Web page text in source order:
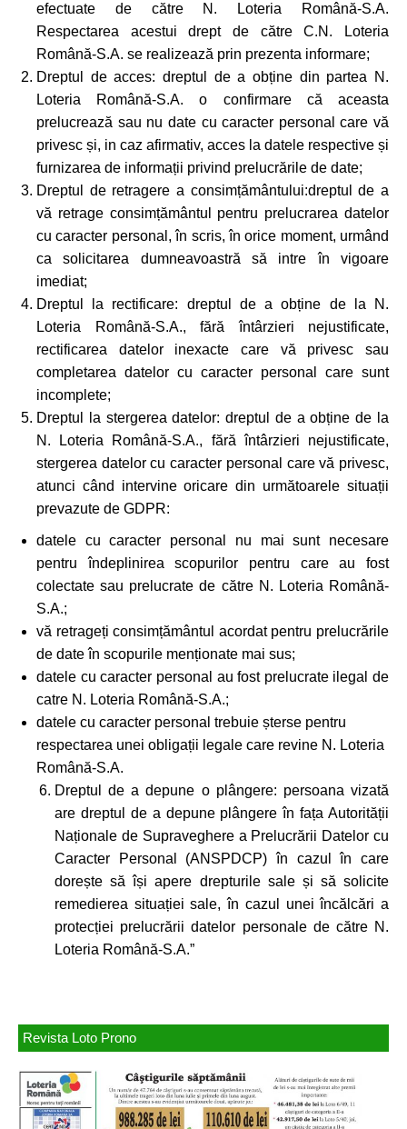
efectuate de către N. Loteria Română-S.A.
Respectarea acestui drept de către C.N. Loteria
Română-S.A. se realizează prin prezenta informare;
Dreptul de acces: dreptul de a obține din partea N.
Loteria Română-S.A. o confirmare că aceasta
prelucrează sau nu date cu caracter personal care vă
privesc și, in caz afirmativ, acces la datele respective și
furnizarea de informații privind prelucrările de date;
Dreptul de retragere a consimțământului:dreptul de a
vă retrage consimțământul pentru prelucrarea datelor
cu caracter personal, în scris, în orice moment, urmând
ca solicitarea dumneavoastră să intre în vigoare
imediat;
Dreptul la rectificare: dreptul de a obține de la N.
Loteria Română-S.A., fără întârzieri nejustificate,
rectificarea datelor inexacte care vă privesc sau
completarea datelor cu caracter personal care sunt
incomplete;
Dreptul la stergerea datelor: dreptul de a obține de la
N. Loteria Română-S.A., fără întârzieri nejustificate,
stergerea datelor cu caracter personal care vă privesc,
atunci când intervine oricare din următoarele situații
prevazute de GDPR:
datele cu caracter personal nu mai sunt necesare
pentru îndeplinirea scopurilor pentru care au fost
colectate sau prelucrate de către N. Loteria Română-
S.A.;
vă retrageți consimțământul acordat pentru prelucrările
de date în scopurile menționate mai sus;
datele cu caracter personal au fost prelucrate ilegal de
catre N. Loteria Română-S.A.;
datele cu caracter personal trebuie șterse pentru
respectarea unei obligații legale care revine N. Loteria
Română-S.A.
Dreptul de a depune o plângere: persoana vizată
are dreptul de a depune plângere în fața Autorității
Naționale de Supraveghere a Prelucrării Datelor cu
Caracter Personal (ANSPDCP) în cazul în care
dorește să își apere drepturile sale și să solicite
remedierea situației sale, în cazul unei încălcări a
protecției prelucrării datelor personale de către N.
Loteria Română-S.A.”
Revista Loto Prono